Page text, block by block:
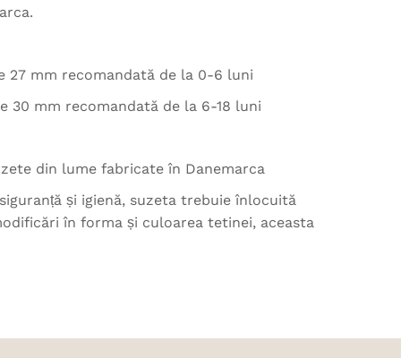
27 mm recomandată de la 0-6 luni
30 mm recomandată de la 6-18 luni
din lume fabricate în Danemarca
și igienă, suzeta trebuie înlocuită
în forma și culoarea tetinei, aceasta